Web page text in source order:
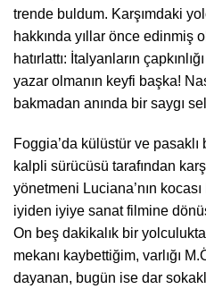
trende buldum. Karşımdaki
hakkında yıllar önce edinmiş
hatırlattı: İtalyanların
yazar olmanın keyfi başka!
bakmadan anında bir saygı
Foggia’da külüstür ve pasaklı
kalpli sürücüsü tarafından
yönetmeni Luciana’nın
iyiden iyiye sanat filmine
On beş dakikalık bir
mekanı kaybettiğim, varlığı
dayanan, bugün ise dar